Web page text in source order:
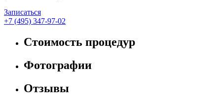
Записаться
+7 (495) 347-97-02
Стоимость процедур
Фотографии
Отзывы